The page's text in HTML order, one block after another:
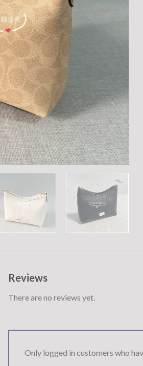
Reviews
There are no reviews yet.
Only logged in customers who